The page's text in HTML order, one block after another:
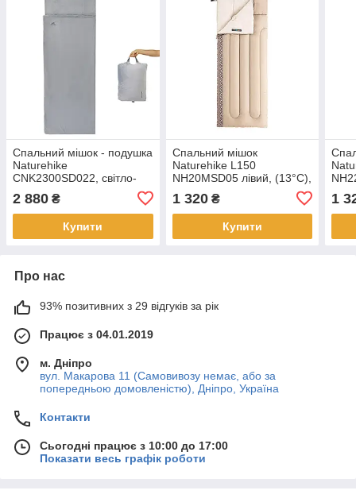
Спальний мішок - подушка
Naturehike
CNK2300SD022, світло-
2 880 ₴
Купити
Спальний мішок
Naturehike L150
NH20MSD05 лівий, (13°C),
1 320₴
Купити
1
Про нас
93% позитивних з 29 відгуків за рік
Працює з 04.01.2019
м. Дніпро
вул. Макарова 11 (Самовивозу немає, або за
попередньою домовленістю), Дніпро, Україна
Контакти
Сьогодні працює з 10:00 до 17:00
Показати весь графік роботи